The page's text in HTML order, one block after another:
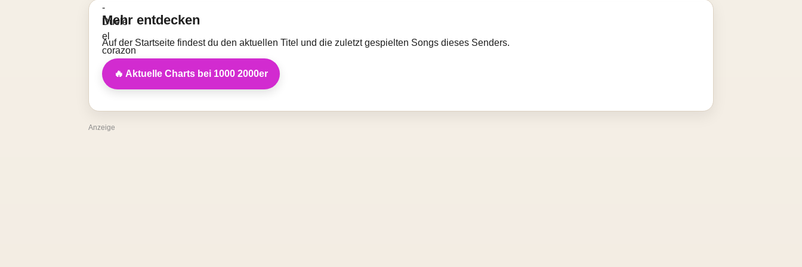
Mehr entdecken
Auf der Startseite findest du den aktuellen Titel und die zuletzt gespielten Songs dieses Senders.
🔥 Aktuelle Charts bei 1000 2000er
Anzeige